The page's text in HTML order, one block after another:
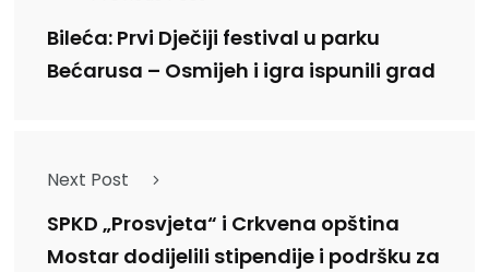
Bileća: Prvi Dječiji festival u parku
Bećarusa – Osmijeh i igra ispunili grad
Next Post
SPKD „Prosvjeta“ i Crkvena opština
Mostar dodijelili stipendije i podršku za